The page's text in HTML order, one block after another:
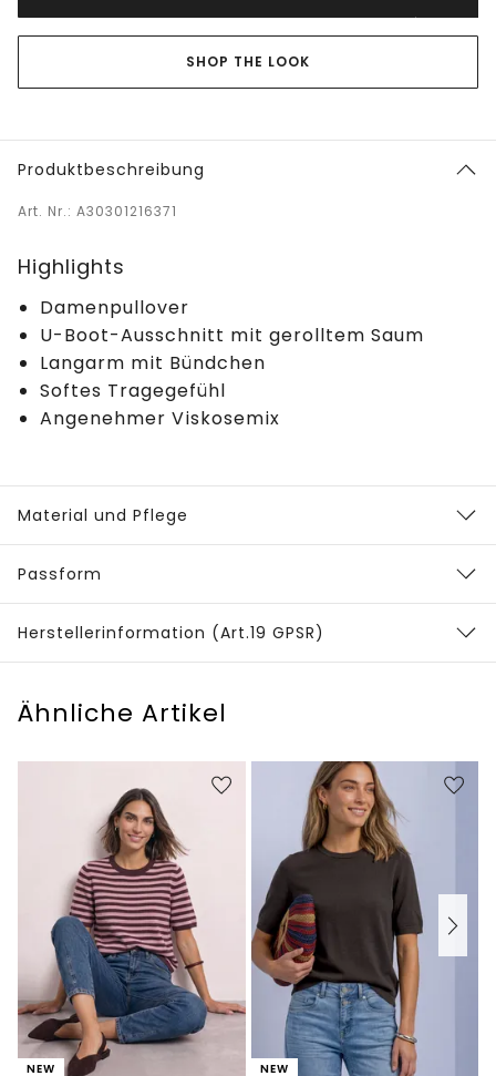
SHOP THE LOOK
Produktbeschreibung
Art. Nr.: A30301216371
Highlights
Damenpullover
U-Boot-Ausschnitt mit gerolltem Saum
Langarm mit Bündchen
Softes Tragegefühl
Angenehmer Viskosemix
Material und Pflege
Passform
Herstellerinformation (Art.19 GPSR)
Ähnliche Artikel
NEW NEW